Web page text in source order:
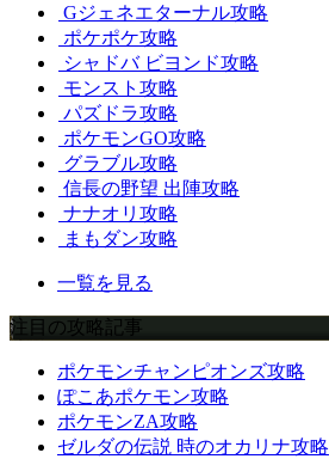
Gジェネエターナル攻略
ポケポケ攻略
シャドバ ビヨンド攻略
モンスト攻略
パズドラ攻略
ポケモンGO攻略
グラブル攻略
信長の野望 出陣攻略
ナナオリ攻略
まもダン攻略
一覧を見る
注目の攻略記事
ポケモンチャンピオンズ攻略
ぽこあポケモン攻略
ポケモンZA攻略
ゼルダの伝説 時のオカリナ攻略